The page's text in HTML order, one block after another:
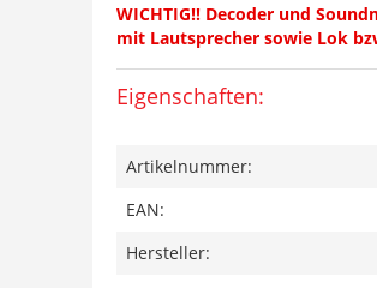
WICHTIG!! Decoder und
mit Lautsprecher sowie Lok
Eigenschaften:
Artikelnummer:
EAN:
Hersteller: